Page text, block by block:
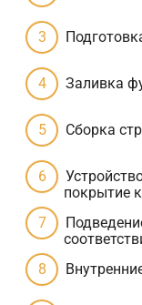
Заливка
Сборка
покрытие